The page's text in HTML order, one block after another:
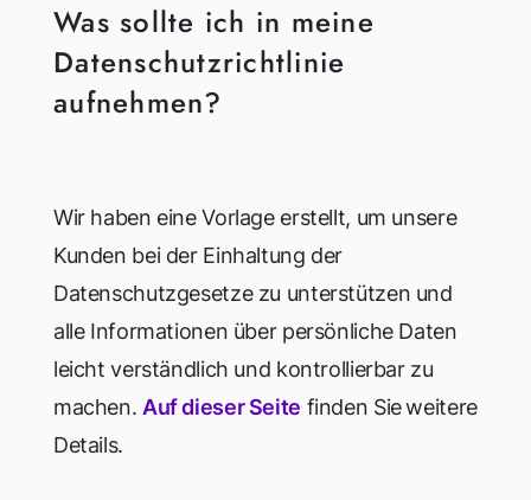
Was sollte ich in meine
Datenschutzrichtlinie
aufnehmen?
Wir haben eine Vorlage erstellt, um unsere
Kunden bei der Einhaltung der
Datenschutzgesetze zu unterstützen und
alle Informationen über persönliche Daten
leicht verständlich und kontrollierbar zu
machen. Auf dieser Seite finden Sieweitere
Details.